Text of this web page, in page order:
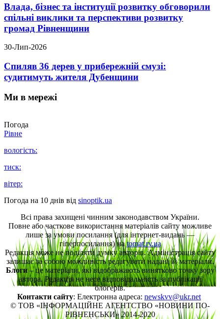
Влада, бізнес та інституції розвитку обговорили
спільні виклики та перспективи розвитку
громад Рівненщини
30-Лип-2026
Спиляв 36 дерев у прибережній смузі:
судитимуть жителя Дубенщини
Ми в мережі
Погода
Рівне
вологість:
тиск:
вітер:
Погода на 10 днів від sinoptik.ua
Всі права захищені чинним законодавством України.
Повне або часткове використання матеріалів сайту можливе
лише за умови посилання (для інтернет-видань —
гіперпосилання) наtomat.rv.ua
Редакція може не поділяти думку авторів. Адміністрація сайту
залишає за собою можливість редагувати надані їй матеріали.
Блоги– це матеріали, які відображають винятково точку зору
автора. Редакція не несе відповідальність за публікації
блогерів.
Контакти сайту: Електронна адреса: newskvv@ukr.net
© ТОВ «ІНФОРМАЦІЙНЕ АГЕНТСТВО «НОВИНИ ПО-
РІВНЕНСЬКИ» 2014-2020